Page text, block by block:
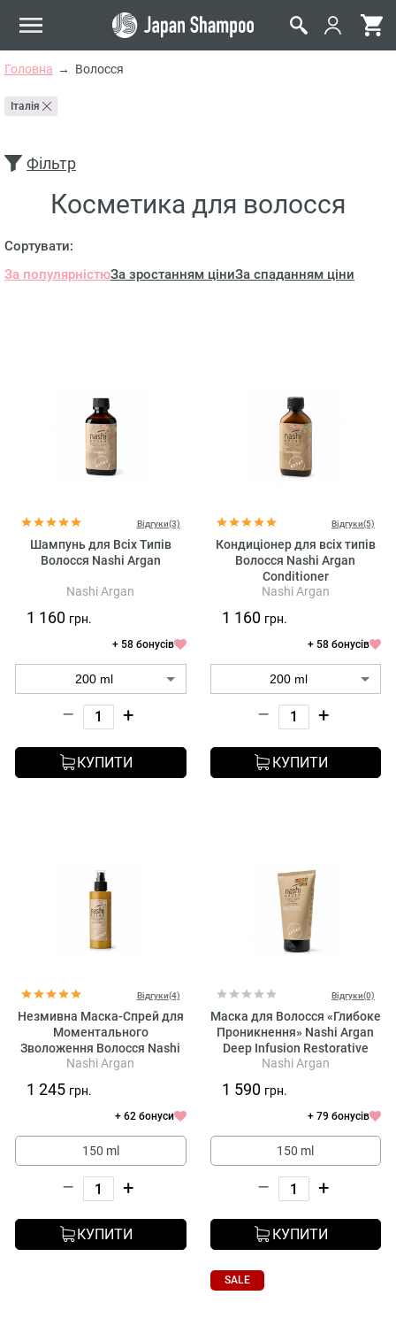
Головна Волосся
Італія
Фільтр
Косметика для волосся
Сортувати:
За популярністюЗа зростанням ціниЗа спаданням ціни
Відгуки(3)
Шампунь для Всіх Типів
Волосся Nashi Argan
Nashi Argan
1 160 грн.
+ 58 бонусів
– +
КУПИТИ
Відгуки(5)
Кондиціонер для всіх типів
Волосся Nashi Argan
Conditioner
Nashi Argan
1 160 грн.
+ 58 бонусів
– +
КУПИТИ
Відгуки(4)
Незмивна Маска-Спрей для
Моментального
Зволоження Волосся Nashi
Argan Instant Hydrating
Nashi Argan
1 245 грн.
+ 62 бонуси
150 ml
– +
КУПИТИ
Відгуки(0)
Маска для Волосся «Глибоке
Проникнення» Nashi Argan
Deep Infusion Restorative
Hydrating Mask
Nashi Argan
1 590 грн.
+ 79 бонусів
150 ml
– +
КУПИТИ
SALE